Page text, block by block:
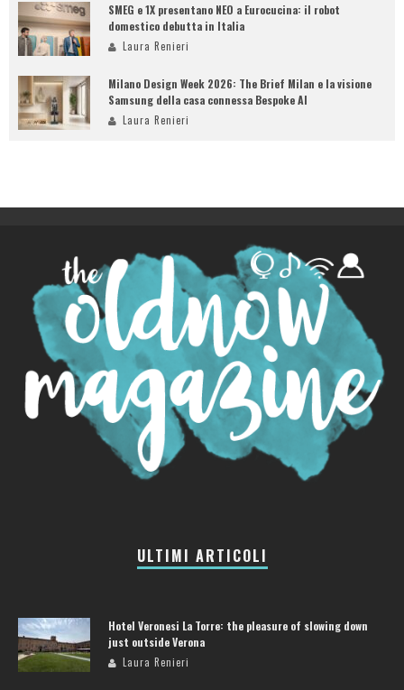
SMEG e 1X presentano NEO a Eurocucina: il robot
domestico debutta in Italia
Laura Renieri
Milano Design Week 2026: The Brief Milan e la visione
Samsung della casa connessa Bespoke AI
Laura Renieri
ULTIMI ARTICOLI
Hotel Veronesi La Torre: the pleasure of slowing down
just outside Verona
Laura Renieri